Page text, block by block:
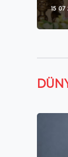
15 07